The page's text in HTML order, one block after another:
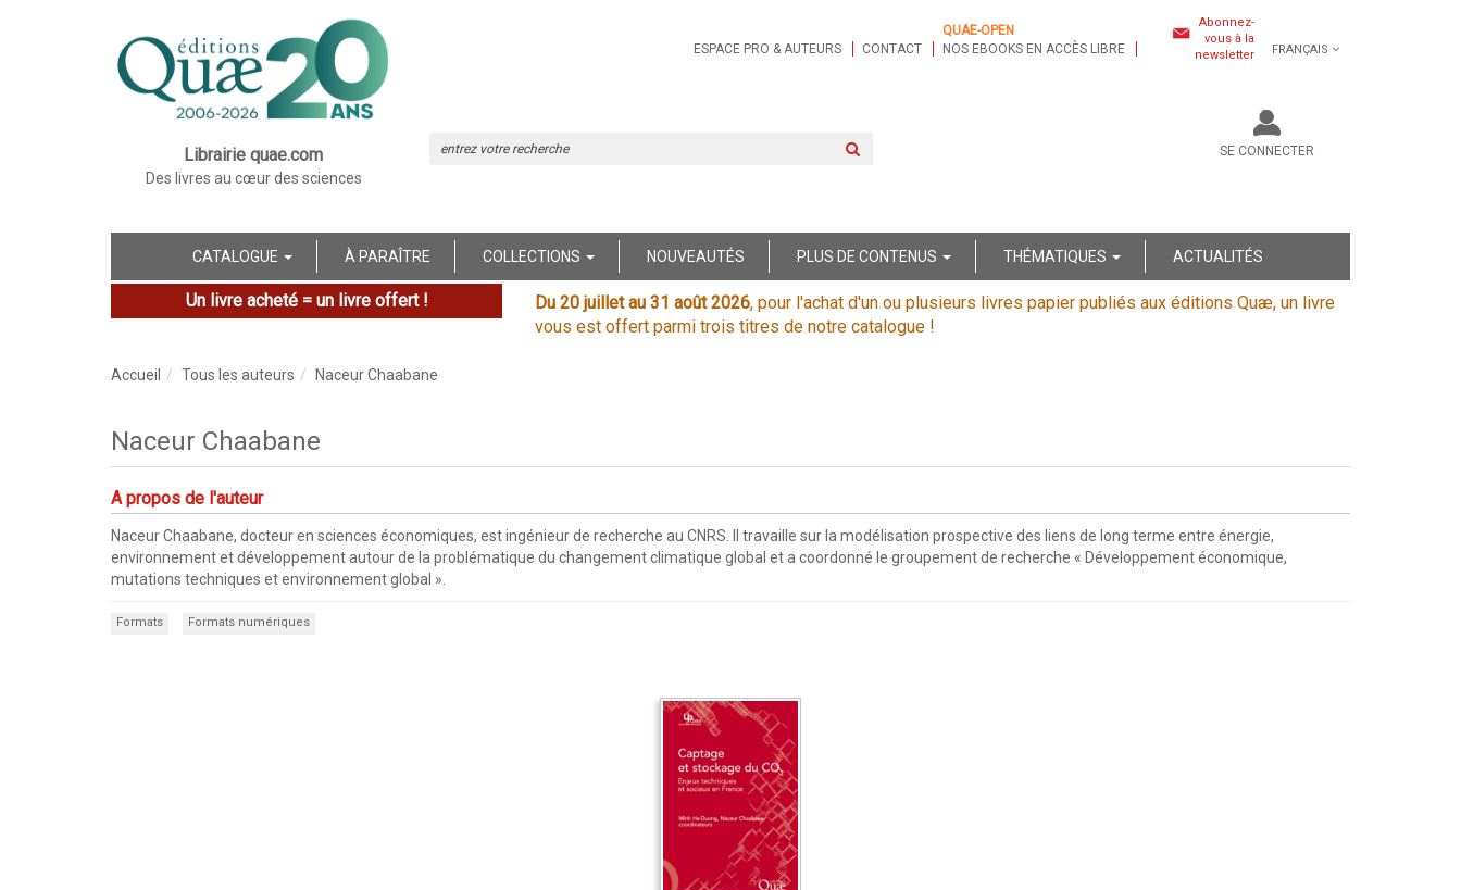
Librairie quae.com
Des livres au cœur des sciences
ESPACE PRO & AUTEURS CONTACT
QUAE-OPEN
NOS EBOOKS EN ACCÈS LIBRE
Abonnez-
vous à la
newsletter
FRANÇAIS
SE CONNECTER
CATALOGUE À PARAÎTRE COLLECTIONS NOUVEAUTÉS PLUS DE CONTENUS THÉMATIQUES ACTUALITÉS
Un livre acheté = un livre offert ! Du 20 juillet au 31 août 2026, pour l'achat d'un ou plusieurs livres papier publiés aux éditions Quæ, un livre
vous est offert parmi trois titres de notre catalogue !
Accueil Tous les auteurs Naceur Chaabane
Naceur Chaabane
A propos de l'auteur
Naceur Chaabane, docteur en sciences économiques, est ingénieur de recherche au CNRS. Il travaille sur la modélisation prospective des liens de long terme entre énergie,
environnement et développement autour de la problématique du changement climatique global et a coordonné le groupement de recherche « Développement économique,
mutations techniques et environnement global ».
Formats Formats numériques